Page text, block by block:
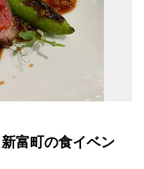
富町の食イベン